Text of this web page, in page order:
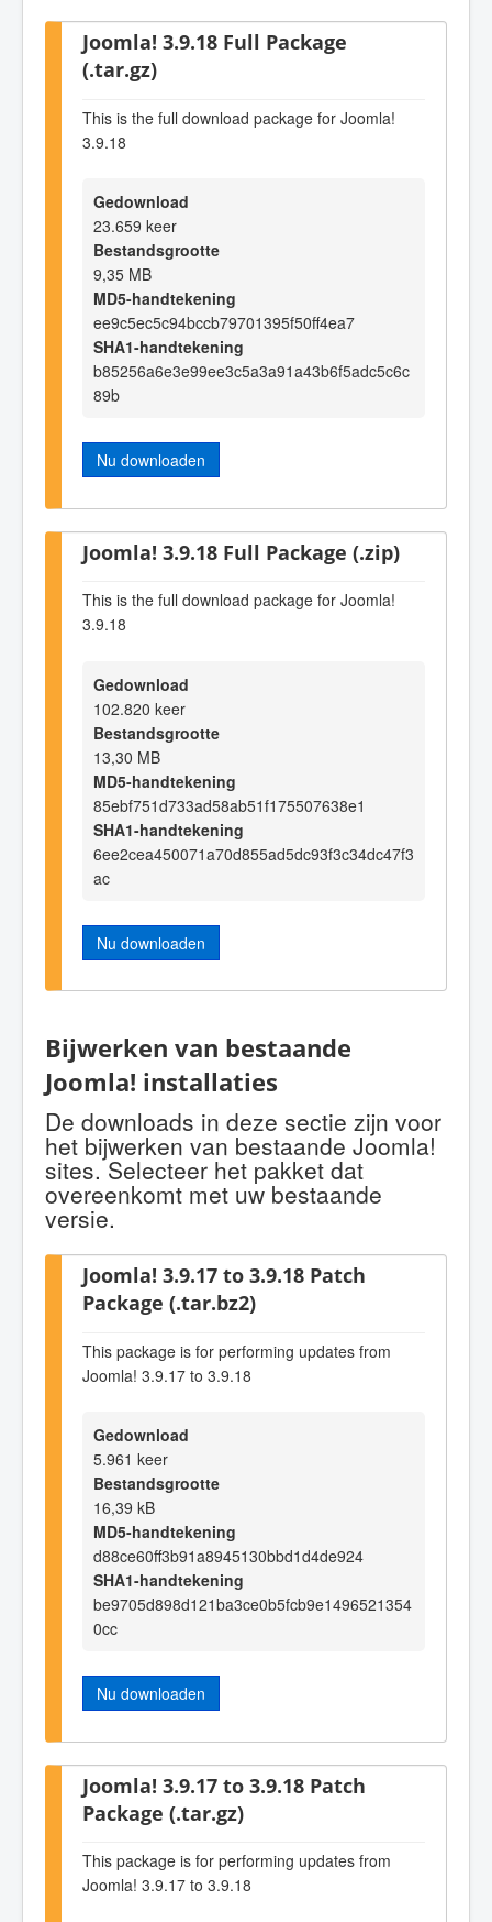
Joomla! 3.9.18 Full Package
(.tar.gz)
This is the full download package for Joomla!
3.9.18
Gedownload
23.659 keer
Bestandsgrootte
9,35 MB
MD5-handtekening
ee9c5ec5c94bccb79701395f50ff4ea7
SHA1-handtekening
b85256a6e3e99ee3c5a3a91a43b6f5adc5c6c
89b
Nu downloaden
Joomla! 3.9.18 Full Package (.zip)
This is the full download package for Joomla!
3.9.18
Gedownload
102.820 keer
Bestandsgrootte
13,30 MB
MD5-handtekening
85ebf751d733ad58ab51f175507638e1
SHA1-handtekening
6ee2cea450071a70d855ad5dc93f3c34dc47f3
ac
Nu downloaden
Bijwerken van bestaande
Joomla! installaties
De downloads in deze sectie zijn voor
het bijwerken van bestaande Joomla!
sites. Selecteer het pakket dat
overeenkomt met uw bestaande
versie.
Joomla! 3.9.17 to 3.9.18 Patch
Package (.tar.bz2)
This package is for performing updates from
Joomla! 3.9.17 to 3.9.18
Gedownload
5.961 keer
Bestandsgrootte
16,39 kB
MD5-handtekening
d88ce60ff3b91a8945130bbd1d4de924
SHA1-handtekening
be9705d898d121ba3ce0b5fcb9e1496521354
0cc
Nu downloaden
Joomla! 3.9.17 to 3.9.18 Patch
Package (.tar.gz)
This package is for performing updates from
Joomla! 3.9.17 to 3.9.18